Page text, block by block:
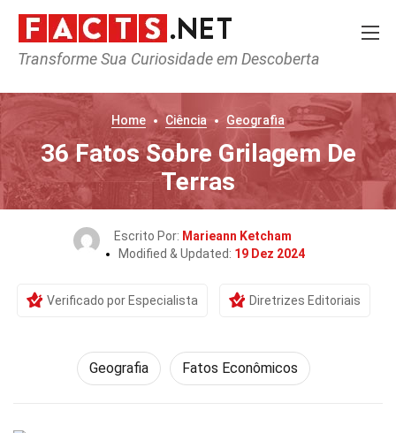
Transforme Sua Curiosidade em Descoberta
Home Ciência Geografia
36 Fatos Sobre Grilagem De
Terras
Escrito Por: Marieann Ketcham
Modified & Updated: 19 Dez 2024
Verificado por Especialista Diretrizes Editoriais
Geografia Fatos Econômicos